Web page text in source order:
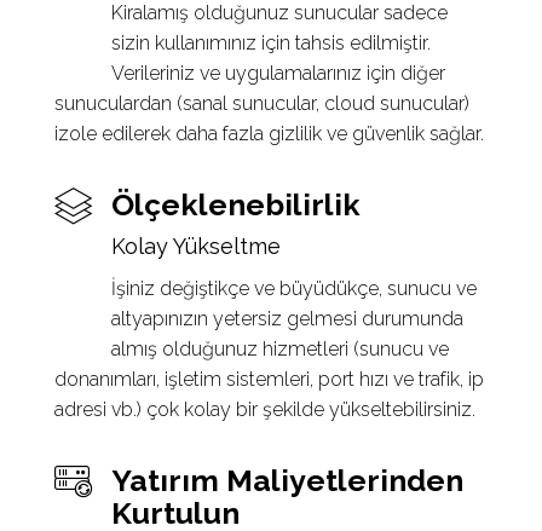
Kiralamış olduğunuz sunucular sadece
sizin kullanımınız için tahsis edilmiştir.
Verileriniz ve uygulamalarınız için diğer
sunuculardan (sanal sunucular, cloud sunucular)
izole edilerek daha fazla gizlilik ve güvenlik sağlar.
Ölçeklenebilirlik
Kolay Yükseltme
İşiniz değiştikçe ve büyüdükçe, sunucu ve
altyapınızın yetersiz gelmesi durumunda
almış olduğunuz hizmetleri (sunucu ve
donanımları, işletim sistemleri, port hızı ve trafik, ip
adresi vb.) çok kolay bir şekilde yükseltebilirsiniz.
Yatırım Maliyetlerinden
Kurtulun